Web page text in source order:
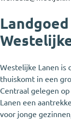
Westelijke Lanen is
thuiskomt in een
Centraal gelegen
Lanen een
voor jonge